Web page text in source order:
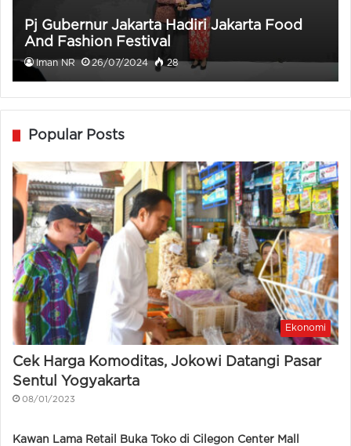
Pj Gubernur Jakarta Hadiri Jakarta Food
And Fashion Festival
Iman NR 26/07/2024 28
Popular Posts
Ekonomi
Cek Harga Komoditas, Jokowi Datangi Pasar
Sentul Yogyakarta
08/01/2023
Kawan Lama Retail Buka Toko di Cilegon Center Mall